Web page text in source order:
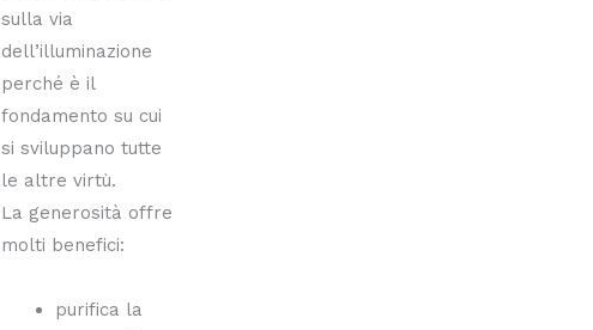
sulla via
dell’illuminazione
perché è il
fondamento su cui
si sviluppano tutte
le altre virtù.
La generosità offre
molti benefici:
purifica la